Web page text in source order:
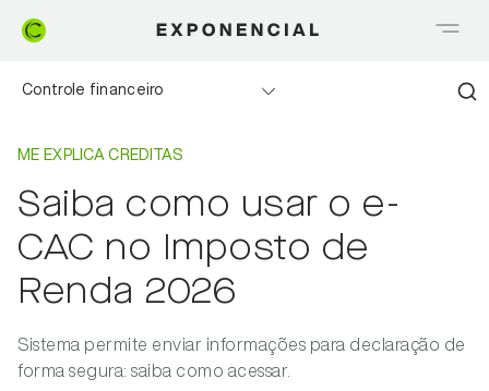
Controle financeiro
Realizando sonhos
Saia do Vermelho
Meu negócio
Home Me explica Creditas
ME EXPLICA CREDITAS
Saiba como usar o e-
CAC no Imposto de
Renda 2026
Sistema permite enviar informações para declaração de
forma segura: saiba como acessar.